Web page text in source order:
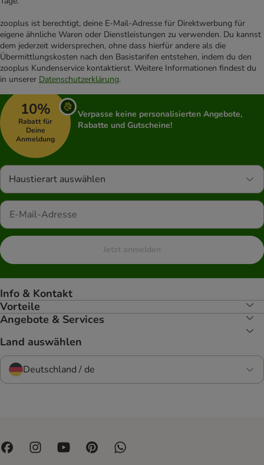
zooplus ist berechtigt, deine E-Mail-Adresse für Direktwerbung für
eigene ähnliche Waren oder Dienstleistungen zu verwenden. Du kannst
dem jederzeit widersprechen, ohne dass hierfür andere als die
Übermittlungskosten nach den Basistarifen entstehen, indem du den
zooplus Kundenservice kontaktierst. Weitere Informationen findest du
in unserer Datenschutzerklärung.
10%
Rabatt für
Deine
Anmeldung
Verpasse keine personalisierten Angebote,
Rabatte und Gutscheine!
Haustierart auswählen
Jetzt anmelden
Info & Kontakt
Vorteile
Angebote & Services
Land auswählen
Deutschland / de